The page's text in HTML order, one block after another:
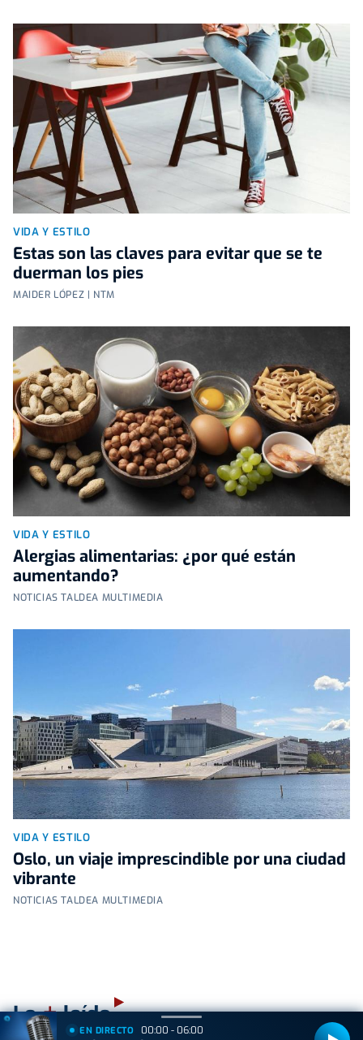
VIDA Y ESTILO
Estas son las claves para evitar que se te
duerman los pies
MAIDER LÓPEZ | NTM
VIDA Y ESTILO
Alergias alimentarias: ¿por qué están
aumentando?
NOTICIAS TALDEA MULTIMEDIA
VIDA Y ESTILO
Oslo, un viaje imprescindible por una ciudad
vibrante
NOTICIAS TALDEA MULTIMEDIA
Lo+leído
EN DIRECTO 00:00 - 06:00